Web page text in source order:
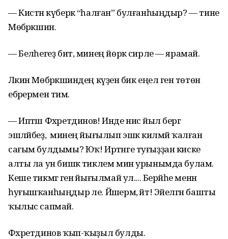
— Кистән күберәк “һалған” булғанһыңдыр? — тине
Мөбәрәкшин.
— Беләһегеҙ бит, минең йөрәк сирле — ярамай.
Ләкин Мөбәрәкшиндең күҙенә бик еңел генә төтөн
ебәрермен тимә.
— Иптәш Фәхретдинов! Инде нисә йыл бергә
эшләйбеҙ, ә минең йығылып эшкә килмәй ҡалған
сағым булдымы? Юҡ! Иртәнге туғыҙҙан киске
алты ла ун бишкә тиклем мин урынымда булам.
Кеше тикмәгә генә йығылмай ул.... Берәйһе менән
һуғышҡанһыңдыр әле. Йәшермә, әйт! Эйелгән башты
ҡылыс сапмай.
Фәхретдинов ҡып-ҡыҙыл булды.